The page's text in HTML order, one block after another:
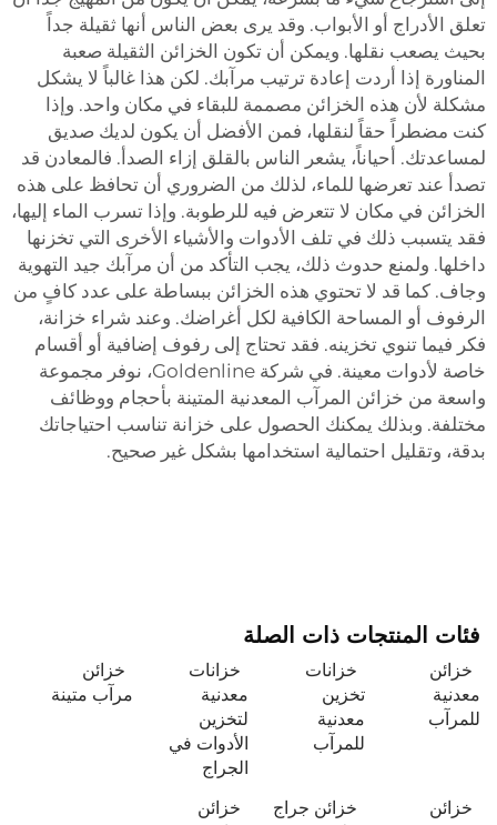
تعلق الأدراج أو الأبواب. وقد يرى بعض الناس أنها ثقيلة جداً
بحيث يصعب نقلها. ويمكن أن تكون الخزائن الثقيلة صعبة
المناورة إذا أردت إعادة ترتيب مرآبك. لكن هذا غالباً لا يشكل
مشكلة لأن هذه الخزائن مصممة للبقاء في مكان واحد. وإذا
كنت مضطراً حقاً لنقلها، فمن الأفضل أن يكون لديك صديق
لمساعدتك. أحياناً، يشعر الناس بالقلق إزاء الصدأ. فالمعادن قد
تصدأ عند تعرضها للماء، لذلك من الضروري أن تحافظ على هذه
الخزائن في مكان لا تتعرض فيه للرطوبة. وإذا تسرب الماء إليها،
فقد يتسبب ذلك في تلف الأدوات والأشياء الأخرى التي تخزنها
داخلها. ولمنع حدوث ذلك، يجب التأكد من أن مرآبك جيد التهوية
وجاف. كما قد لا تحتوي هذه الخزائن ببساطة على عدد كافٍ من
الرفوف أو المساحة الكافية لكل أغراضك. وعند شراء خزانة،
فكر فيما تنوي تخزينه. فقد تحتاج إلى رفوف إضافية أو أقسام
خاصة لأدوات معينة. في شركة Goldenline، نوفر مجموعة
واسعة من خزائن المرآب المعدنية المتينة بأحجام ووظائف
مختلفة. وبذلك يمكنك الحصول على خزانة تناسب احتياجاتك
بدقة، وتقليل احتمالية استخدامها بشكل غير صحيح.
فئات المنتجات ذات الصلة
خزائن
معدنية
للمرآب
خزانات
تخزين
معدنية
للمرآب
خزانات
معدنية
لتخزين
الأدوات في
الجراج
خزائن
مرآب متينة
خزائن
خزائن جراج
خزائن